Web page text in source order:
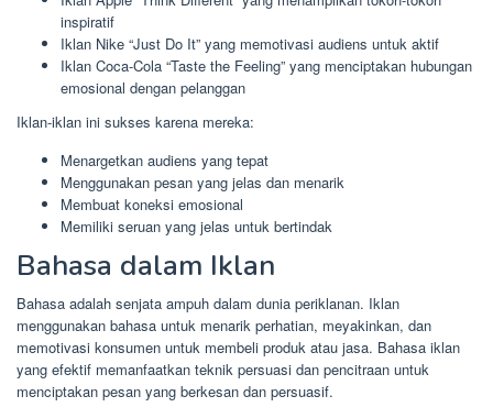
inspiratif
Iklan Nike “Just Do It” yang memotivasi audiens untuk aktif
Iklan Coca-Cola “Taste the Feeling” yang menciptakan hubungan
emosional dengan pelanggan
Iklan-iklan ini sukses karena mereka:
Menargetkan audiens yang tepat
Menggunakan pesan yang jelas dan menarik
Membuat koneksi emosional
Memiliki seruan yang jelas untuk bertindak
Bahasa dalam Iklan
Bahasa adalah senjata ampuh dalam dunia periklanan. Iklan
menggunakan bahasa untuk menarik perhatian, meyakinkan, dan
memotivasi konsumen untuk membeli produk atau jasa. Bahasa iklan
yang efektif memanfaatkan teknik persuasi dan pencitraan untuk
menciptakan pesan yang berkesan dan persuasif.